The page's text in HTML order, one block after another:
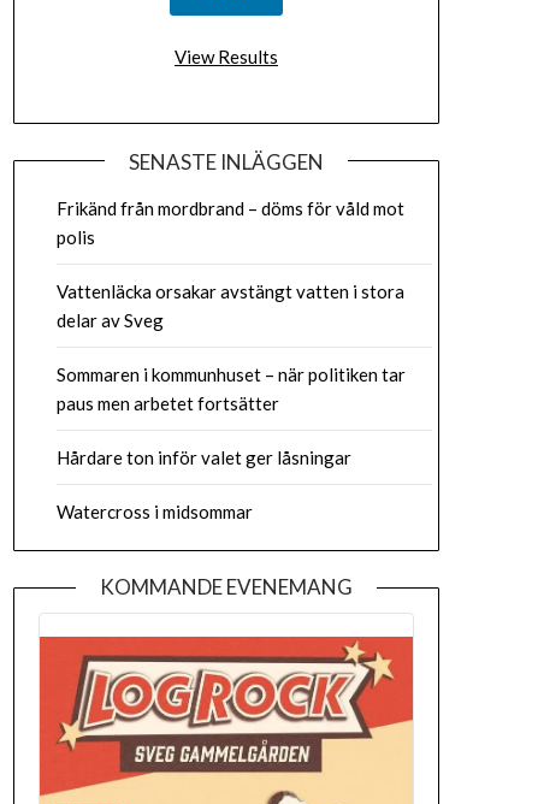
View Results
SENASTE INLÄGGEN
Frikänd från mordbrand – döms för våld mot
polis
Vattenläcka orsakar avstängt vatten i stora
delar av Sveg
Sommaren i kommunhuset – när politiken tar
paus men arbetet fortsätter
Hårdare ton inför valet ger låsningar
Watercross i midsommar
KOMMANDE EVENEMANG